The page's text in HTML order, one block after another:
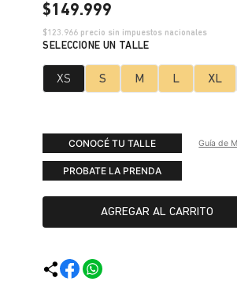
$149.999
$123.966 precio sin impuestos nacionales
XS S M L XL
CONOCÉ TU TALLE Guía de
PROBATE LA PRENDA
AGREGAR AL CARRITO